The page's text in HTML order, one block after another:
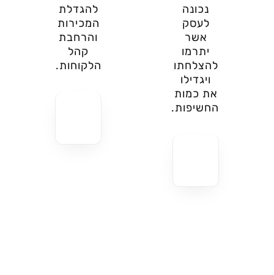
נכונה
לעסק
אשר
יתרמו
להצלחתו
ויגדילו
את כמות
החשיפות.
להגדלת
המכירות
והרחבת
קהל
הלקוחות.